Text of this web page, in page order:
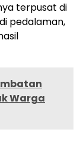
terpusat di
pedalaman,
Warga